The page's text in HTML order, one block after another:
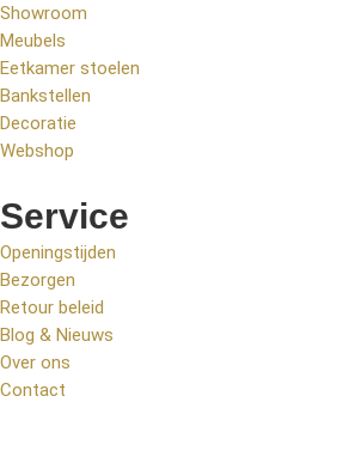
Showroom
Meubels
Eetkamer stoelen
Bankstellen
Decoratie
Webshop
Service
Openingstijden
Bezorgen
Retour beleid
Blog & Nieuws
Over ons
Contact